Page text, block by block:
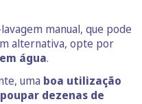
manual, que pode
alternativa, opte por
água.
uma boa utilização
dezenas de